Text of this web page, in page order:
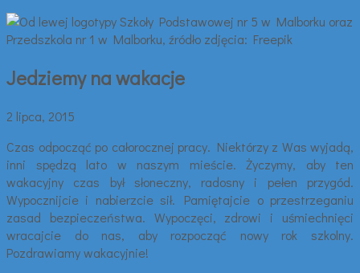
Jedziemy na wakacje
2 lipca, 2015
Czas odpocząć po całorocznej pracy. Niektórzy z Was wyjadą,
inni spędzą lato w naszym mieście. Życzymy, aby ten
wakacyjny czas był słoneczny, radosny i pełen przygód.
Wypocznijcie i nabierzcie sił. Pamiętajcie o przestrzeganiu
zasad bezpieczeństwa. Wypoczęci, zdrowi i uśmiechnięci
wracajcie do nas, aby rozpocząć nowy rok szkolny.
Pozdrawiamy wakacyjnie!